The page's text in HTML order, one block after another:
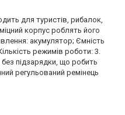
для туристів, рибалок,
корпус роблять його
акумулятор; Ємність
режимів роботи: 3.
підзарядки, що робить
регульований ремінець